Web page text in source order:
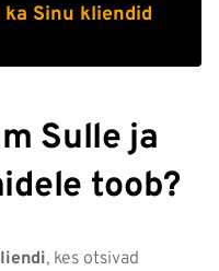
Sulle ja
toob?
, kes otsivad
Sinu kliendid